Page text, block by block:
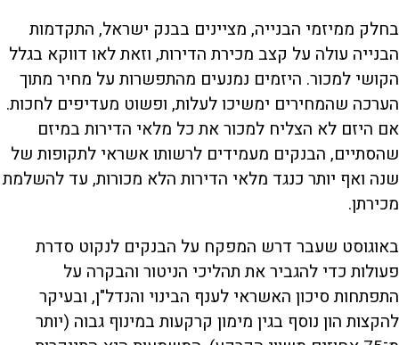
בחלק ממיזמי הבנייה, מציינים בבנק ישראל, התקדמות
הבנייה עולה על קצב מכירת הדירות, וזאת לאו דווקא בגלל
הקושי למכור. היזמים נמנעים מהתפשרות על מחיר מתוך
הערכה שהמחירים ימשיכו לעלות, ופשוט מעדיפים לחכות.
אם היזם לא הצליח למכור את כל מלאי הדירות במיזם
שהסתיים, הבנקים מעמידים לרשותו אשראי לתקופות של
שנה ואף יותר כנגד מלאי הדירות הלא מכורות, עד להשלמת
מכירתן.
באוגוסט שעבר דרש המפקח על הבנקים לנקוט סדרת
פעולות כדי להגביר את תהליכי הניטור והבקרה על
התפתחות סיכון האשראי לענף הבינוי והנדל"ן, ובעיקר
להקצות הון נוסף בגין מימון קרקעות במינוף גבוה (יותר